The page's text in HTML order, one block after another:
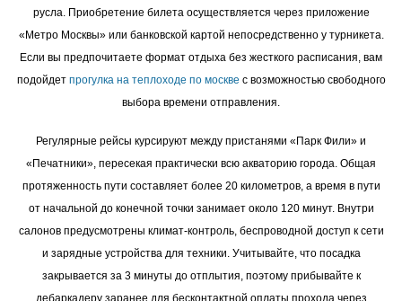
русла. Приобретение билета осуществляется через приложение
«Метро Москвы» или банковской картой непосредственно у турникета.
Если вы предпочитаете формат отдыха без жесткого расписания, вам
подойдет прогулка на теплоходе по москве с возможностью свободного
выбора времени отправления.
Регулярные рейсы курсируют между пристанями «Парк Фили» и
«Печатники», пересекая практически всю акваторию города. Общая
протяженность пути составляет более 20 километров, а время в пути
от начальной до конечной точки занимает около 120 минут. Внутри
салонов предусмотрены климат-контроль, беспроводной доступ к сети
и зарядные устройства для техники. Учитывайте, что посадка
закрывается за 3 минуты до отплытия, поэтому прибывайте к
дебаркадеру заранее для бесконтактной оплаты прохода через